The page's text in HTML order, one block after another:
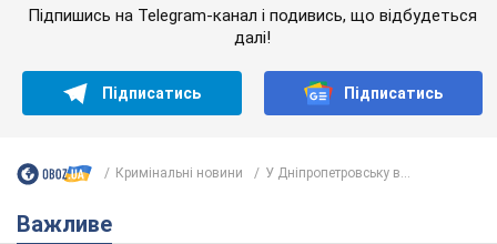
Підпишись на Telegram-канал і подивись, що відбудеться
далі!
Підписатись Підписатись
Кримінальні новини У Дніпропетровську в...
Важливе